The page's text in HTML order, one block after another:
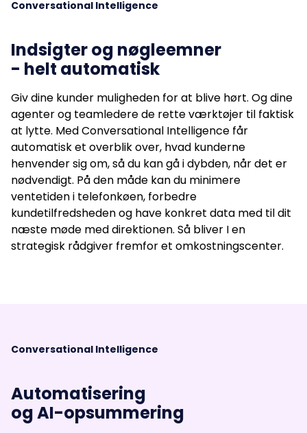
Conversational Intelligence
Indsigter og nøgleemner
- helt automatisk
Giv dine kunder muligheden for at blive hørt. Og dine
agenter og teamledere de rette værktøjer til faktisk
at lytte. Med Conversational Intelligence får
automatisk et overblik over, hvad kunderne
henvender sig om, så du kan gå i dybden, når det er
nødvendigt. På den måde kan du minimere
ventetiden i telefonkøen, forbedre
kundetilfredsheden og have konkret data med til dit
næste møde med direktionen. Så bliver I en
strategisk rådgiver fremfor et omkostningscenter.
Conversational Intelligence
Automatisering
og AI-opsummering